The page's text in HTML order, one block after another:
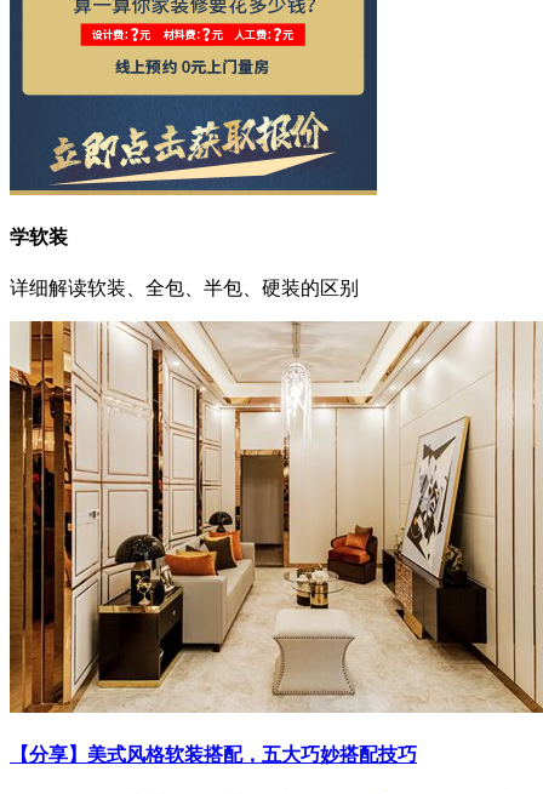
学软装
详细解读软装、全包、半包、硬装的区别
【分享】美式风格软装搭配，五大巧妙搭配技巧